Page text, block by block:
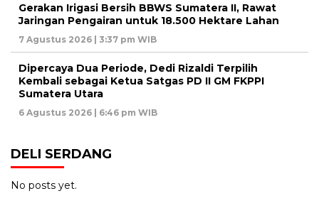
Gerakan Irigasi Bersih BBWS Sumatera II, Rawat
Jaringan Pengairan untuk 18.500 Hektare Lahan
7 Agustus 2026 | 3:37 pm WIB
Dipercaya Dua Periode, Dedi Rizaldi Terpilih
Kembali sebagai Ketua Satgas PD II GM FKPPI
Sumatera Utara
6 Agustus 2026 | 6:46 pm WIB
DELI SERDANG
No posts yet.